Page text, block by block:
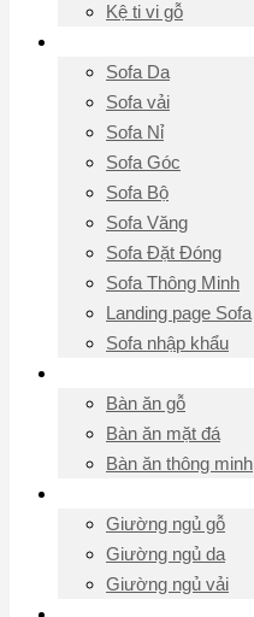
Kệ ti vi gỗ
Sofa Da
Sofa vải
Sofa Nỉ
Sofa Góc
Sofa Bộ
Sofa Văng
Sofa Đặt Đóng
Sofa Thông Minh
Landing page Sofa
Sofa nhập khẩu
Bàn ăn gỗ
Bàn ăn mặt đá
Bàn ăn thông minh
Giường ngủ gỗ
Giường ngủ da
Giường ngủ vải